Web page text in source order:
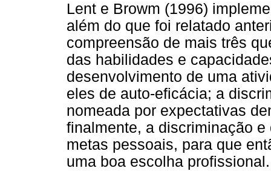
Lent e Browm (1996)
além do que foi relatado
compreensão de mais três
das habilidades e
desenvolvimento de uma
eles de auto-eficácia; a
nomeada por expectativas
finalmente, a discriminação
metas pessoais, para que
uma boa escolha profissional.